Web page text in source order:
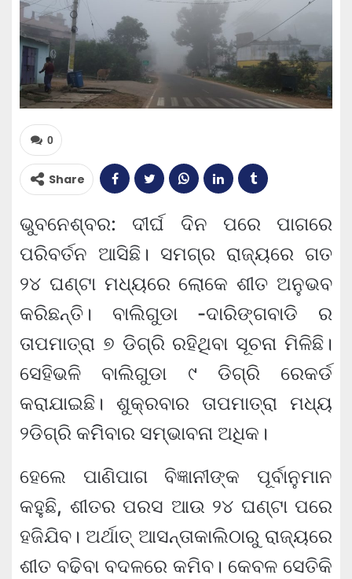
0
Share
ଭୁବନେଶ୍ବର: ଦୀର୍ଘ ଦିନ ପରେ ପାଗରେ
ପରିବର୍ତନ ଆସିଛି। ସମଗ୍ର ରାଜ୍ୟରେ ଗତ
୨୪ ଘଣ୍ଟା ମଧ୍ୟରେ ଲୋକେ ଶୀତ ଅନୁଭବ
କରିଛନ୍ତି। ବାଲିଗୁଡା -ଦାରିଙ୍ଗବାଡି ର
ତାପମାତ୍ରା ୭ ଡିଗ୍ରି ରହିଥିବା ସୂଚନା ମିଳିଛି।
ସେହିଭଳି ବାଲିଗୁଡା ୯ ଡିଗ୍ରି ରେକର୍ଡ
କରାଯାଇଛି। ଶୁକ୍ରବାର ତାପମାତ୍ରା ମଧ୍ୟ
୨ଡିଗ୍ରି କମିିବାର ସମ୍ଭାବନା ଅଧିକ।
ହେଲେ ପାଣିପାଗ ବିଜ୍ଞାନୀଙ୍କ ପୂର୍ବାନୁମାନ
କହୁଛି, ଶୀତର ପରସ ଆଉ ୨୪ ଘଣ୍ଟା ପରେ
ହଜିଯିବ। ଅର୍ଥାତ୍ ଆସନ୍ତାକାଲିଠାରୁ ରାଜ୍ୟରେ
ଶୀତ ବଢିବା ବଦଳରେ କମିବ। କେବଳ ସେତିକି